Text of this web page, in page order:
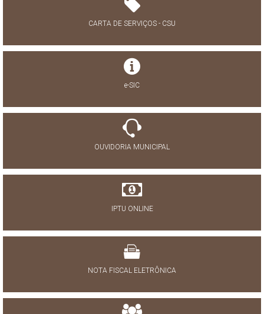
CARTA DE SERVIÇOS - CSU
e-SIC
OUVIDORIA MUNICIPAL
IPTU ONLINE
NOTA FISCAL ELETRÔNICA